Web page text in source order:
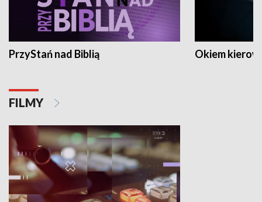
PrzyStań nad Biblią Okiem
FILMY